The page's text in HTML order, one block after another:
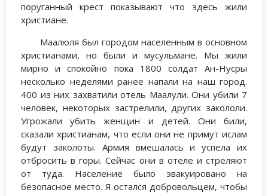
поруганный крест показывают что здесь жили
христиане.
Маалюля был городом населенным в основном
христианами, но были и мусульмане. Мы жили
мирно и спокойно пока 1800 солдат Ан-Нусры
несколько неделями ранее напали на наш город.
400 из них захватили отель Маалули. Они убили 7
человек, некоторых застрелили, других закололи.
Угрожали убить женщин и детей. Они били,
сказали христианам, что если они не примут ислам
будут заколоты. Армия вмешалась и успела их
отбросить в горы. Сейчас они в отеле и стреляют
от туда. Население было эвакуировано на
безопасное место. Я остался добровольцем, чтобы